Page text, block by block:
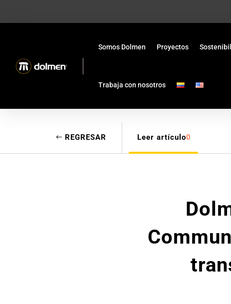
Somos Dolmen Proyectos
Trabaja con nosotros
REGRESAR Leer artículo0